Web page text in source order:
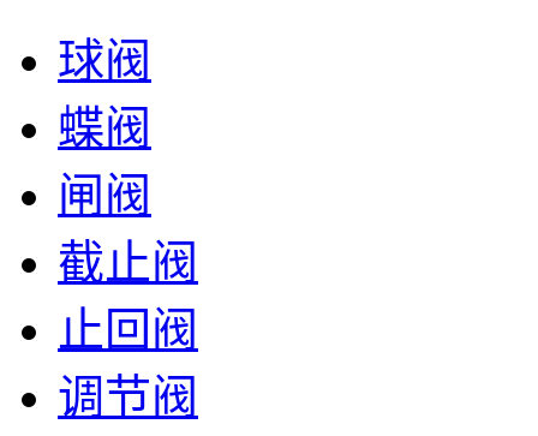
球阀
蝶阀
闸阀
截止阀
止回阀
调节阀